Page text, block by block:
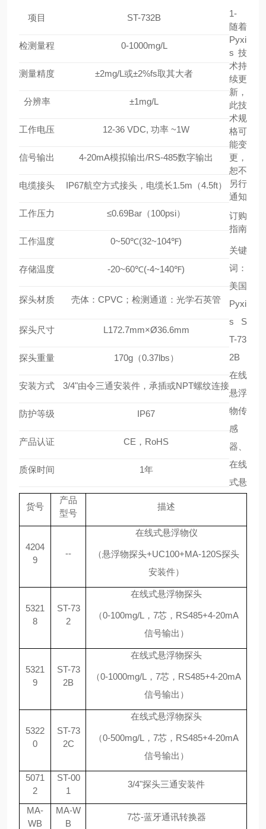
项目 ST-732B
检测量程 0-1000mg/L
测量精度 ±2mg/L或±2%fs取其大者
分辨率 ±1mg/L
工作电压 12-36 VDC, 功率 ~1W
信号输出 4-20mA模拟输出/RS-485数字输出
电缆接头 IP67航空方式接头，电缆长1.5m（4.5ft）
工作压力 ≤0.69Bar（100psi）
工作温度 0~50℃(32~104℉)
存储温度 -20~60℃(-4~140℉)
探头材质 壳体： CPVC；检测通道：光学石英管
探头尺寸 L172.7mm×Ø36.6mm
探头重量 170g（0.37lbs）
安装方式 3/4"由令三通安装件，承插或NPT螺纹连接
防护等级 IP67
产品认证 CE，RoHS
质保时间 1年
1-
随着
Pyxi
s 技
术持
续更
新，
此技
术规
格可
能变
更，
恕不
另行
通知
订购
指南
货号
产品
型号
描述
4204
9
--
在线式悬浮物仪
（悬浮物探头+UC100+MA-120S探头
安装件）
5321
8
ST-73
2
在线式悬浮物探头
（0-100mg/L，7芯，RS485+4-20mA
信号输出）
5321
9
ST-73
2B
在线式悬浮物探头
（0-1000mg/L，7芯，RS485+4-20mA
信号输出）
5322
0
ST-73
2C
在线式悬浮物探头
（0-500mg/L，7芯，RS485+4-20mA
信号输出）
5071
2
ST-00
1
3/4"探头三通安装件
MA-
WB
MA-W
B
7芯-蓝牙通讯转换器
关键
词：
美国
Pyxi
s S
T-73
2B
在线
悬浮
物传
感
器、
在线
式悬